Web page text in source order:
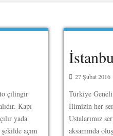
çilingir
Kapı
yada
açım
27 Şubat 2016
Türkiye
İlimizin her
Ustalarımız
aksamında